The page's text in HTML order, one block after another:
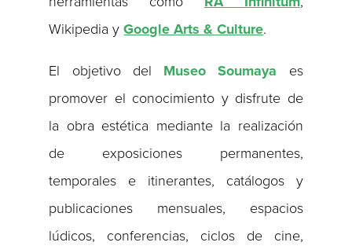
Wikipedia yGoogle Arts & Culture.
El objetivo del Museo Soumaya es
promover el conocimiento y disfrute de
la obra estética mediante la realización
de exposiciones permanentes,
temporales e itinerantes, catálogos y
publicaciones mensuales, espacios
lúdicos, conferencias, ciclos de cine,